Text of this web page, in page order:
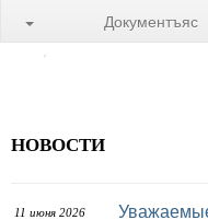
Документъяс
НОВОСТИ
11 июня 2026
Уважаемые жители и гости муниципального